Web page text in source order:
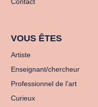
Contact
VOUS ÊTES
Artiste
Enseignant/chercheur
Professionnel de l'art
Curieux